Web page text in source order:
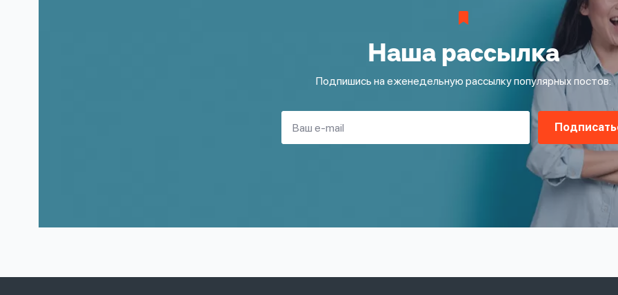
Наша рассылка
Подпишись на еженедельную рассылку популярных постов: